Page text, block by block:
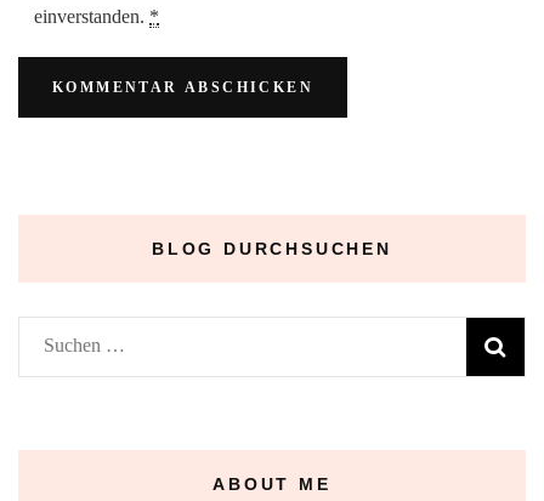
einverstanden. *
BLOG DURCHSUCHEN
Suchen
nach:
ABOUT ME